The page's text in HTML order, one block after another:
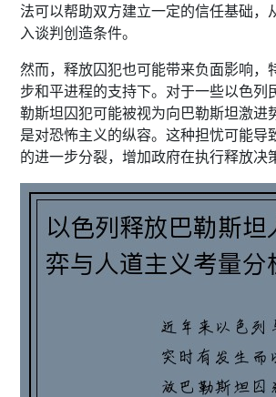
法可以帮助双方建立一定的信任基础，
入谈判创造条件。
然而，释放囚犯也可能带来负面影响，
步和平进程的支持下。对于一些以色列
勒斯坦囚犯可能被视为向巴勒斯坦激进
是对恐怖主义的纵容。这种担忧可能导
的进一步分裂，增加政府在执行释放决